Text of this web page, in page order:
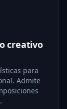
creativo
para
Admite